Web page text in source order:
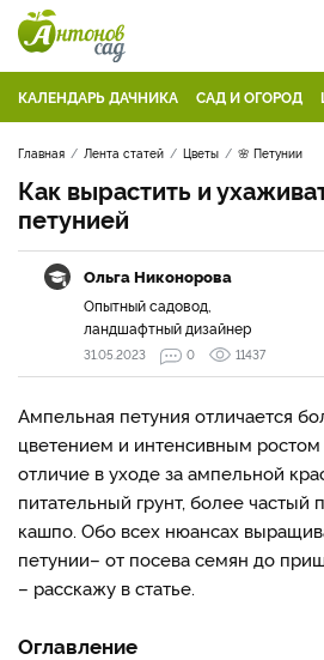
КАЛЕНДАРЬ ДАЧНИКА САД И ОГОРОД
Главная Лента статей Цветы 🌸 Петунии
Как вырастить и
петунией
Ольга Никонорова
Опытный садовод,
ландшафтный дизайнер
31.05.2023 0 11437
Ампельная петуния отличается
цветением и интенсивным
отличие в уходе за ампельной
питательный грунт, более частый
кашпо. Обо всех нюансах
петунии– от посева семян до
– расскажу в статье.
Оглавление